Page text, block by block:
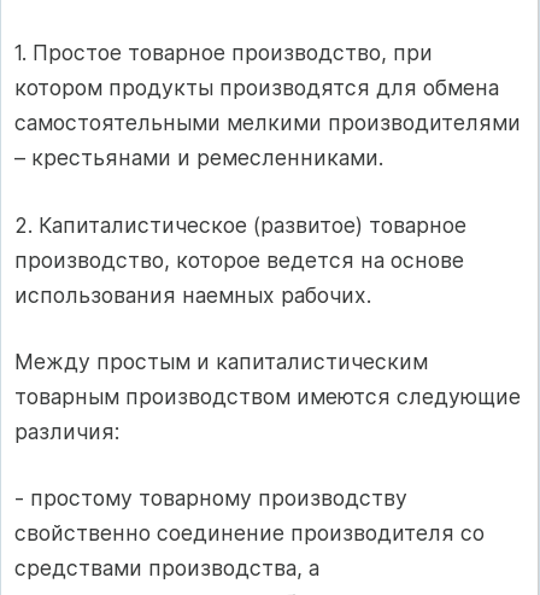
1. Простое товарное производство, при
котором продукты производятся для обмена
самостоятельными мелкими производителями
– крестьянами и ремесленниками.
2. Капиталистическое (развитое) товарное
производство, которое ведется на основе
использования наемных рабочих.
Между простым и капиталистическим
товарным производством имеются следующие
различия:
- простому товарному производству
свойственно соединение производителя со
средствами производства, а